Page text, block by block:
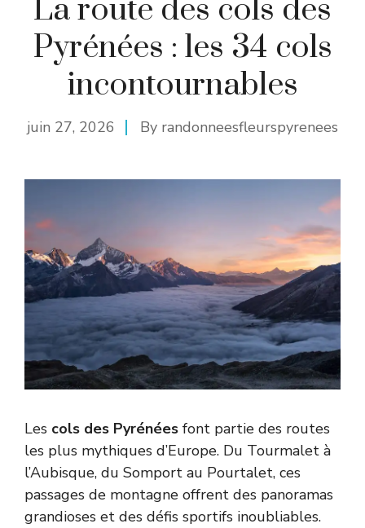
La route des cols des
Pyrénées : les 34 cols
incontournables
juin 27, 2026 By randonneesfleurspyrenees
Les cols des Pyrénées font partie des routes
les plus mythiques d’Europe. Du Tourmalet à
l’Aubisque, du Somport au Pourtalet, ces
passages de montagne offrent des panoramas
grandioses et des défis sportifs inoubliables.